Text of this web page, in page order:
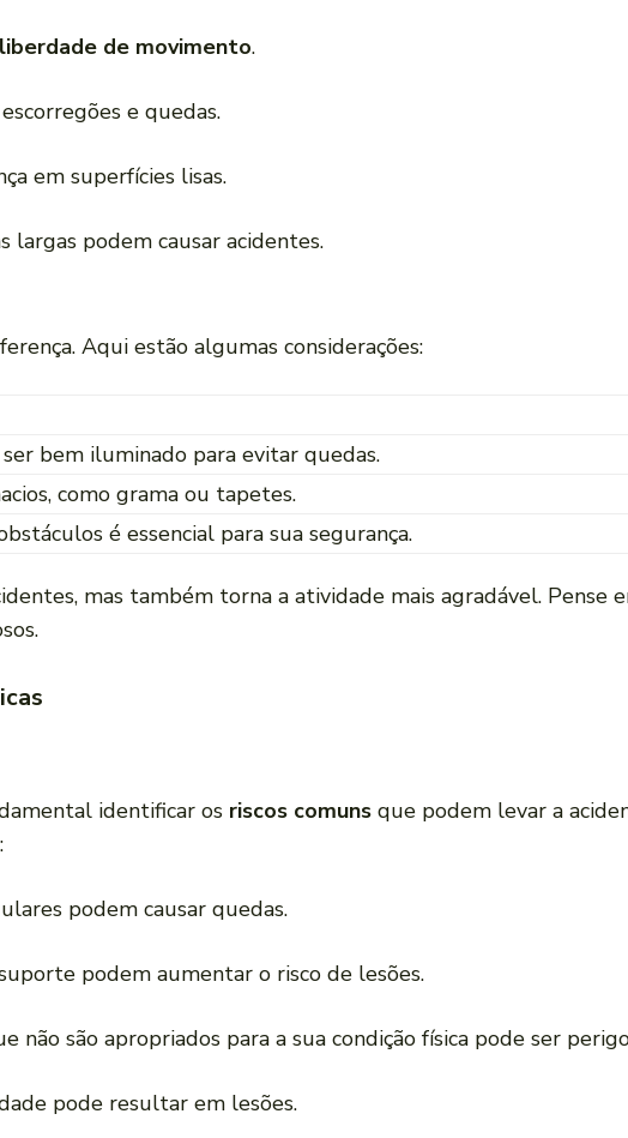
liberdade de movimento.
e quedas.
em superfícies lisas.
podem causar acidentes.
Aqui estão algumas considerações:
bem iluminado para evitar quedas.
como grama ou tapetes.
é essencial para sua segurança.
mas também torna a atividade mais agradável. Pense
identificar os riscos comuns que podem levar a
podem causar quedas.
podem aumentar o risco de lesões.
não são apropriados para a sua condição física pode ser
pode resultar em lesões.